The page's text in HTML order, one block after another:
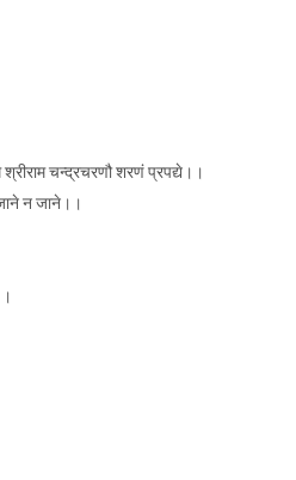
श्रीराम चन्द्रचरणौ शरणं प्रपद्ये।।
जाने न जाने।।